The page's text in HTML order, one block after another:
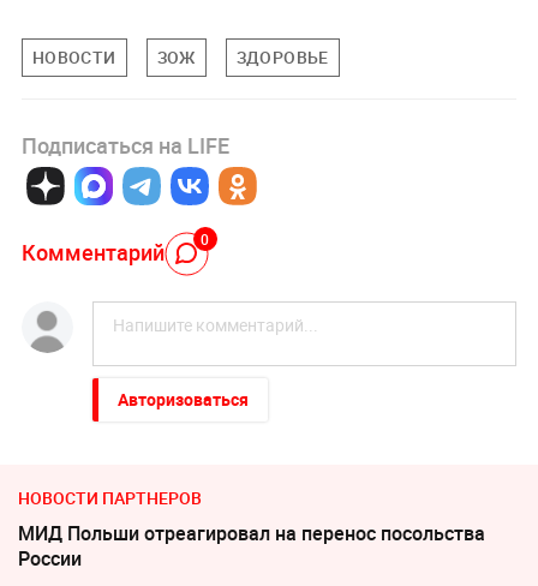
НОВОСТИ ЗОЖ ЗДОРОВЬЕ
Подписаться на LIFE
Комментарий 0
Авторизоваться
НОВОСТИ ПАРТНЕРОВ
МИД Польши отреагировал на перенос посольства
России